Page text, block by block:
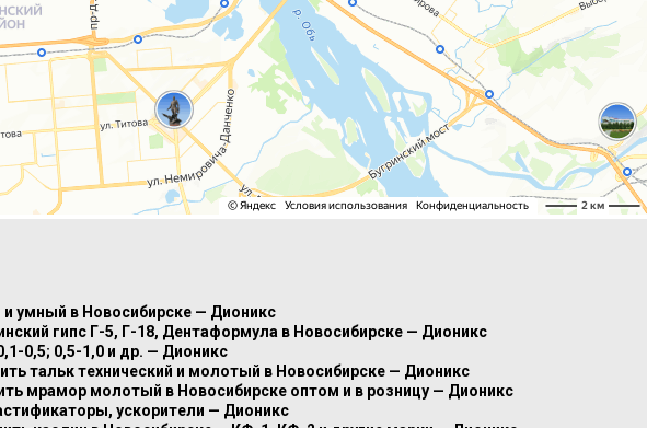
умный в Новосибирске — Дионикс
гипс Г-5, Г-18, Дентаформула в Новосибирске — Дионикс
0,5; 0,5-1,0 и др. — Дионикс
тальк технический и молотый в Новосибирске — Дионикс
мрамор молотый в Новосибирске оптом и в розницу — Дионикс
ускорители — Дионикс